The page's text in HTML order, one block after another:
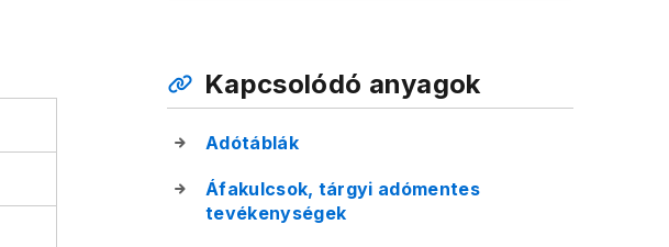
Kapcsolódó anyagok
Adótáblák
Áfakulcsok, tárgyi adómentes
tevékenységek